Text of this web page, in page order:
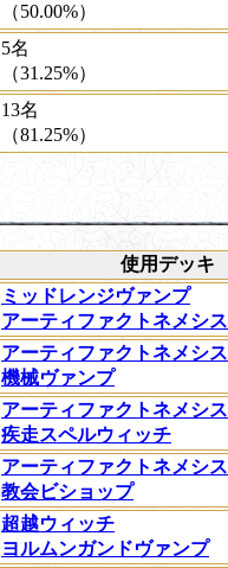
（50.00%）
5名
（31.25%）
13名
（81.25%）
使用デッキ
ミッドレンジヴァンプ
アーティファクトネメシス
アーティファクトネメシス
機械ヴァンプ
アーティファクトネメシス
疾走スペルウィッチ
アーティファクトネメシス
教会ビショップ
超越ウィッチ
ヨルムンガンドヴァンプ